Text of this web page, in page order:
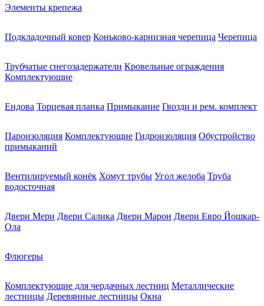
Элементы крепежа
Подкладочный ковер Коньково-карнизная черепица Черепица
Трубчатые снегозадержатели Кровельные ограждения
Комплектующие
Ендова Торцевая планка Примыкание Гвозди и рем. комплект
Пароизоляция Комплектующие Гидроизоляция Обустройство
примыканий
Вентилируемый конёк Хомут трубы Угол желоба Труба
водосточная
Двери Мери Двери Салика Двери Марон Двери Евро Йошкар-
Ола
Флюгеры
Комплектующие для чердачных лестниц Металлические
лестницы Деревянные лестницы Окна